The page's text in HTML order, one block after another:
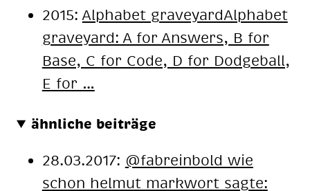
2015: Al­pha­bet gra­vey­ardAl­pha­bet
gra­vey­ard: A for Ans­wers, B for
Base, C for Code, D for Dod­ge­ball,
E for …
ähnliche beiträge
28.03.2017: @fabrein­bold wie
schon hel­mut mark­wort sag­te: